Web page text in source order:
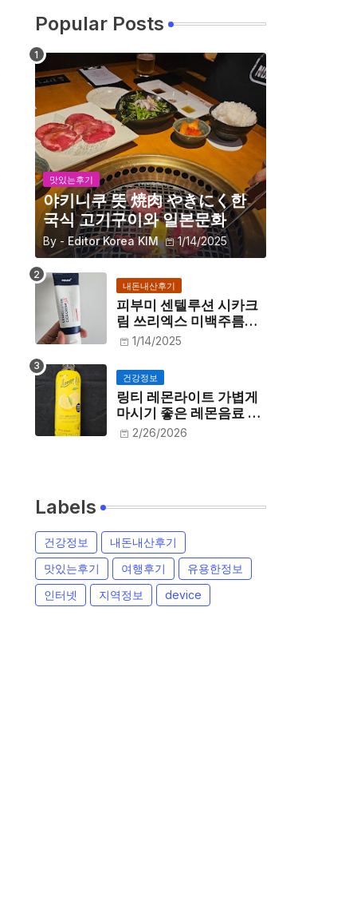
Popular Posts
맛있는후기
야키니쿠 뜻 焼肉 やきにく한
국식 고기구이와 일본문화
By - Editor Korea KIM 1/14/2025
내돈내산후기
피부미 센텔루션 시카크
림 쓰리엑스 미백주름개
선 내돈내산 후기
1/14/2025
건강정보
링티 레몬라이트 가볍게
마시기 좋은 레몬음료 내
돈내먹 후기
2/26/2026
Labels
건강정보
내돈내산후기
맛있는후기
여행후기
유용한정보
인터넷
지역정보 device